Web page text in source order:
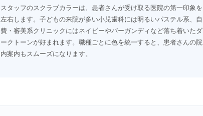
スタッフのスクラブカラーは、患者さんが受け取る医院の第一印象を
左右します。子どもの来院が多い小児歯科には明るいパステル系、自
費・審美系クリニックにはネイビーやバーガンディなど落ち着いたダ
ークトーンが好まれます。職種ごとに色を統一すると、患者さんの院
内案内もスムーズになります。